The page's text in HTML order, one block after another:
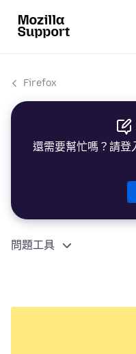
Firefox
還需要幫忙嗎？請登
問題工具